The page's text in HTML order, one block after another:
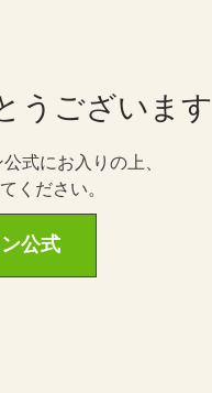
うございます
式にお入りの上、
ください。
公式